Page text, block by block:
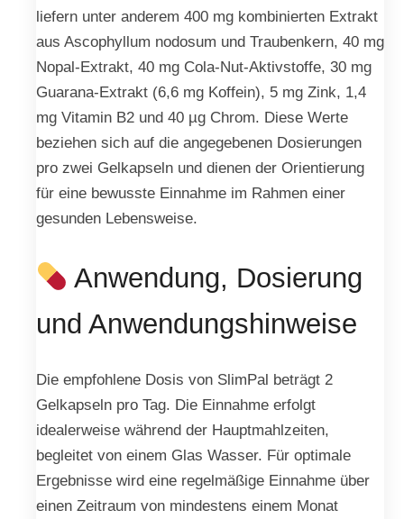
liefern unter anderem 400 mg kombinierten Extrakt
aus Ascophyllum nodosum und Traubenkern, 40 mg
Nopal-Extrakt, 40 mg Cola-Nut-Aktivstoffe, 30 mg
Guarana-Extrakt (6,6 mg Koffein), 5 mg Zink, 1,4
mg Vitamin B2 und 40 µg Chrom. Diese Werte
beziehen sich auf die angegebenen Dosierungen
pro zwei Gelkapseln und dienen der Orientierung
für eine bewusste Einnahme im Rahmen einer
gesunden Lebensweise.
Anwendung, Dosierung
und Anwendungshinweise
Die empfohlene Dosis von SlimPal beträgt 2
Gelkapseln pro Tag. Die Einnahme erfolgt
idealerweise während der Hauptmahlzeiten,
begleitet von einem Glas Wasser. Für optimale
Ergebnisse wird eine regelmäßige Einnahme über
einen Zeitraum von mindestens einem Monat